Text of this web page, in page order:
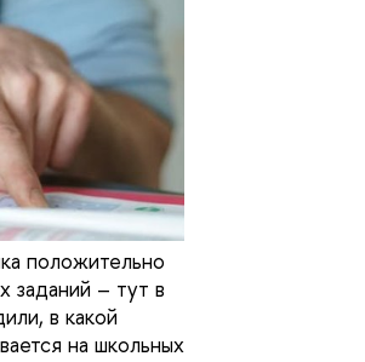
положительно
заданий – тут в
в какой
на школьных